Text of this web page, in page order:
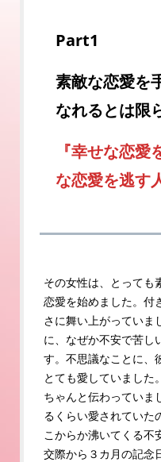
Part1
素敵な恋愛を
なれるとは限
『幸せな恋
な恋愛を逃す
その女性は、とっても
恋愛を始めました。付
さに舞い上がっていま
に、なぜか不安で苦し
す。不思議なことに、
とても愛していました
ちゃんと伝わっていま
るくらい愛されていた
こからか沸いてくる不
交際から３カ月の記念